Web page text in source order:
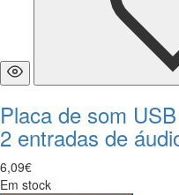
Placa de som
2 entradas de
6,09€
Em stock